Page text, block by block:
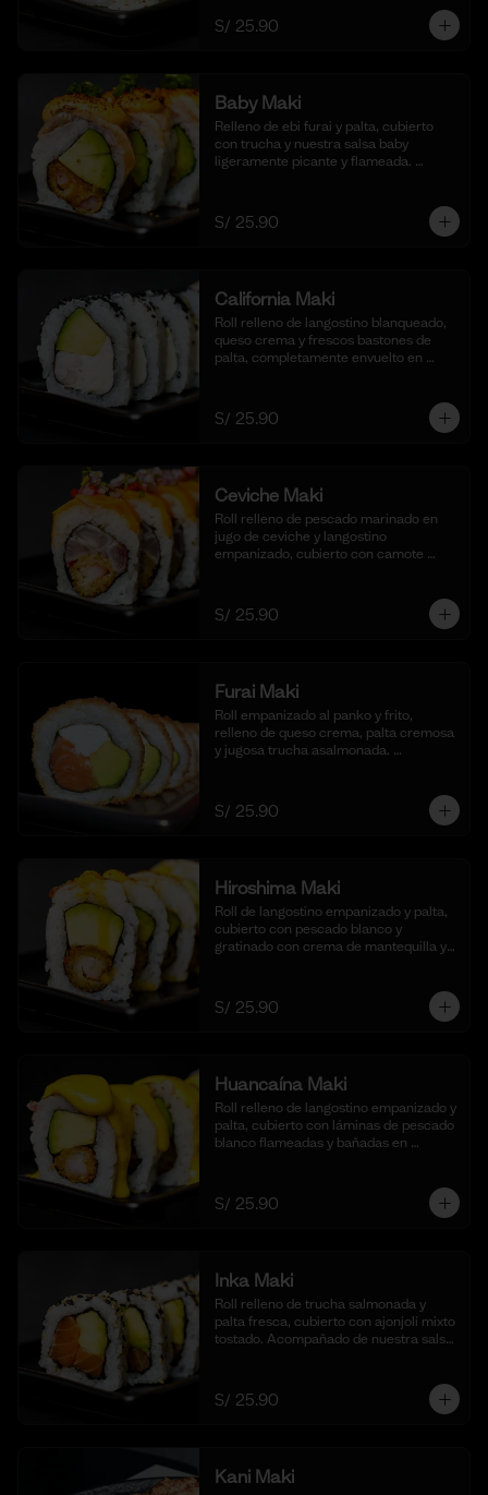
acevichada. (10 cortes).
S/ 25.90
Baby Maki
Relleno de ebi furai y palta, cubierto
con trucha y nuestra salsa baby
ligeramente picante y flameada.
S/ 25.90
California Maki
Roll relleno de langostino blanqueado,
queso crema y frescos bastones de
palta, completamente envuelto en
salsa shoyu. (10 cortes).
S/ 25.90
Ceviche Maki
Roll relleno de pescado marinado en
jugo de ceviche y langostino
empanizado, cubierto con camote
S/ 25.90
Furai Maki
Roll empanizado al panko y frito,
relleno de queso crema, palta cremosa
y jugosa trucha asalmonada.
S/ 25.90
Hiroshima Maki
Roll de langostino empanizado y palta,
cubierto con pescado blanco y
gratinado con crema de mantequilla y
shoyu. (10 cortes).
S/ 25.90
Huancaína Maki
Roll relleno de langostino empanizado y
palta, cubierto con láminas de pescado
blanco flameadas y bañadas en
(10 cortes)
S/ 25.90
Inka Maki
Roll relleno de trucha salmonada y
palta fresca, cubierto con ajonjolí mixto
tostado. Acompañado de nuestra salsa
S/ 25.90
Kani Maki